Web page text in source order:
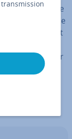
du système
conseillé de
.docx ou .odt
documents
faire si le fichier
pages
faire